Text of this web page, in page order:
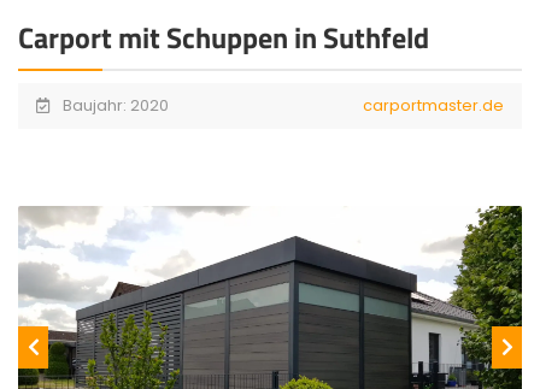
Carport mit Schuppen in Suthfeld
Baujahr: 2020 carportmaster.de